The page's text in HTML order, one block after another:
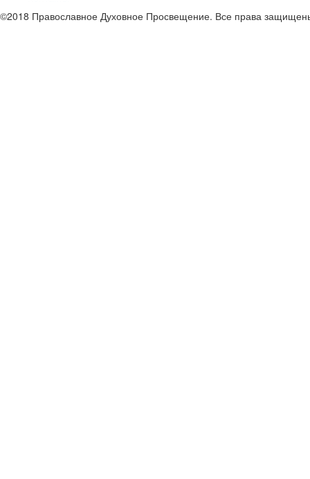
©2018 Православное Духовное Просвещение. Все права